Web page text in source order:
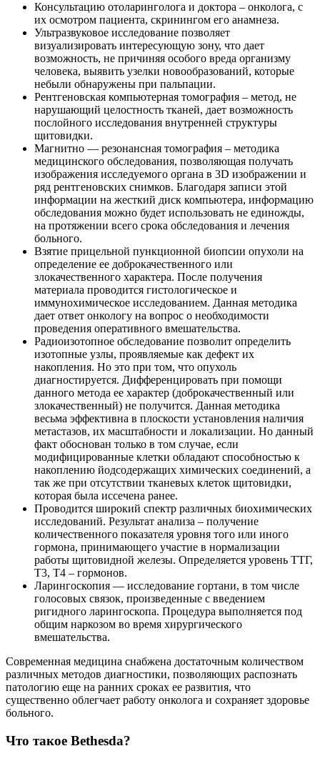
Консультацию отоларинголога и доктора – онколога, с
их осмотром пациента, скринингом его анамнеза.
Ультразвуковое исследование позволяет
визуализировать интересующую зону, что дает
возможность, не причиняя особого вреда организму
человека, выявить узелки новообразований, которые
небыли обнаружены при пальпации.
Рентгеновская компьютерная томография – метод, не
нарушающий целостность тканей, дает возможность
послойного исследования внутренней структуры
щитовидки.
Магнитно — резонансная томография – методика
медицинского обследования, позволяющая получать
изображения исследуемого органа в 3D изображении и
ряд рентгеновских снимков. Благодаря записи этой
информации на жесткий диск компьютера, информацию
обследования можно будет использовать не единожды,
на протяжении всего срока обследования и лечения
больного.
Взятие прицельной пункционной биопсии опухоли на
определение ее доброкачественного или
злокачественного характера. После получения
материала проводится гистологическое и
иммунохимическое исследованием. Данная методика
дает ответ онкологу на вопрос о необходимости
проведения оперативного вмешательства.
Радиоизотопное обследование позволит определить
изотопные узлы, проявляемые как дефект их
накопления. Но это при том, что опухоль
диагностируется. Дифференцировать при помощи
данного метода ее характер (доброкачественный или
злокачественный) не получится. Данная методика
весьма эффективна в плоскости установления наличия
метастазов, их масштабности и локализации. Но данный
факт обоснован только в том случае, если
модифицированные клетки обладают способностью к
накоплению йодсодержащих химических соединений, а
так же при отсутствии тканевых клеток щитовидки,
которая была иссечена ранее.
Проводится широкий спектр различных биохимических
исследований. Результат анализа – получение
количественного показателя уровня того или иного
гормона, принимающего участие в нормализации
работы щитовидной железы. Определяется уровень ТТГ,
Т3, Т4 – гормонов.
Ларингоскопия — исследование гортани, в том числе
голосовых связок, произведенные с введением
ригидного ларингоскопа. Процедура выполняется под
общим наркозом во время хирургического
вмешательства.
Современная медицина снабжена достаточным количеством
различных методов диагностики, позволяющих распознать
патологию еще на ранних сроках ее развития, что
существенно облегчает работу онколога и сохраняет здоровье
больного.
Что такое Bethesda?